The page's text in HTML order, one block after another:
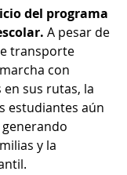
del programa
A pesar de
transporte
con
sus rutas, la
estudiantes aún
y la